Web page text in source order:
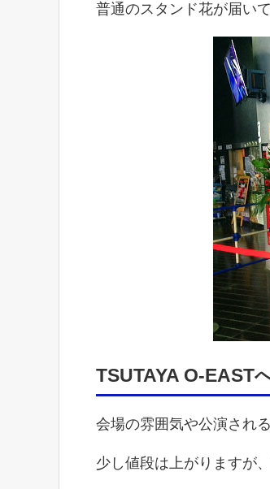
普通のスタンド花が届い
TSUTAYA O-EAST
会場の雰囲気や公演され
少し値段は上がりますが